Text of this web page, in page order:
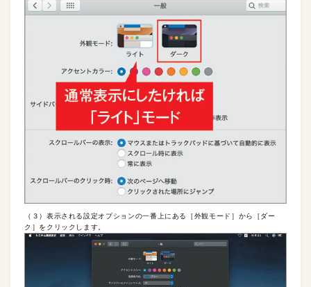
（３）表示される設定オプションの一番上にある［外観モード］から［ダー
ク］をクリックします。